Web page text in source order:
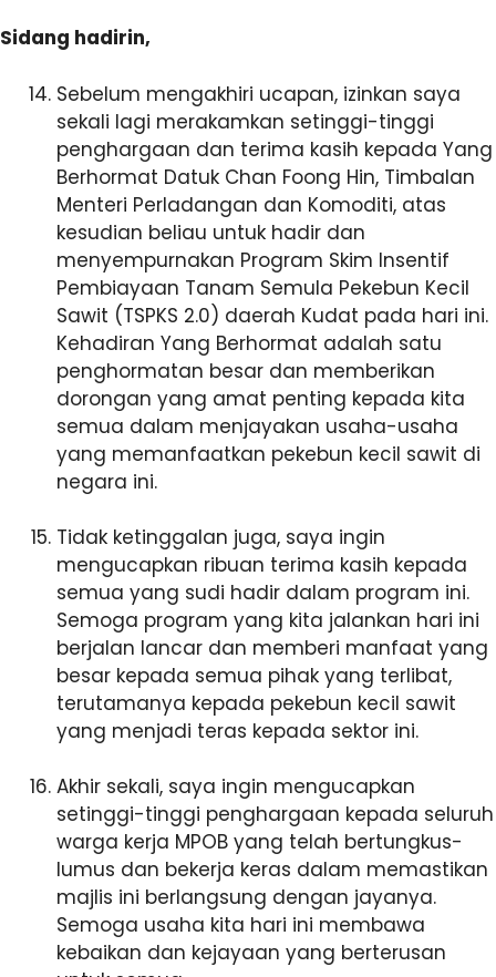
Sidang hadirin,
Sebelum mengakhiri ucapan, izinkan saya
sekali lagi merakamkan setinggi-tinggi
penghargaan dan terima kasih kepada Yang
Berhormat Datuk Chan Foong Hin, Timbalan
Menteri Perladangan dan Komoditi, atas
kesudian beliau untuk hadir dan
menyempurnakan Program Skim Insentif
Pembiayaan Tanam Semula Pekebun Kecil
Sawit (TSPKS 2.0) daerah Kudat pada hari ini.
Kehadiran Yang Berhormat adalah satu
penghormatan besar dan memberikan
dorongan yang amat penting kepada kita
semua dalam menjayakan usaha-usaha
yang memanfaatkan pekebun kecil sawit di
negara ini.
Tidak ketinggalan juga, saya ingin
mengucapkan ribuan terima kasih kepada
semua yang sudi hadir dalam program ini.
Semoga program yang kita jalankan hari ini
berjalan lancar dan memberi manfaat yang
besar kepada semua pihak yang terlibat,
terutamanya kepada pekebun kecil sawit
yang menjadi teras kepada sektor ini.
Akhir sekali, saya ingin mengucapkan
setinggi-tinggi penghargaan kepada seluruh
warga kerja MPOB yang telah bertungkus-
lumus dan bekerja keras dalam memastikan
majlis ini berlangsung dengan jayanya.
Semoga usaha kita hari ini membawa
kebaikan dan kejayaan yang berterusan